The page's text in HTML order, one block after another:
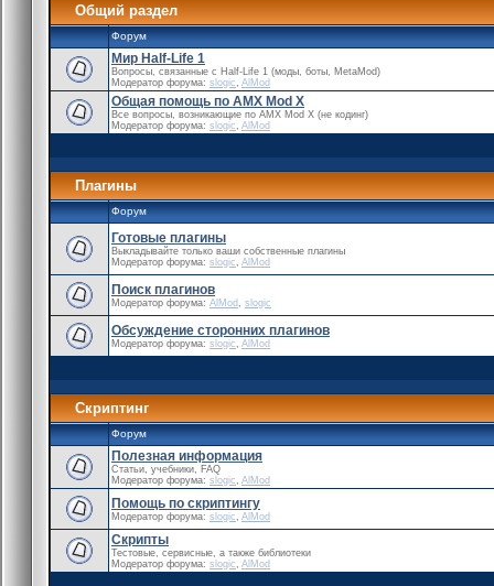
Общий раздел
Форум
Мир Half-Life 1
Вопросы, связанные с Half-Life 1 (моды, боты, MetaMod)
Модератор форума: slogic AlMod
Общая помощь по AMX Mod X
Все вопросы, возникающие по АМХ Mod Х (не кодинг)
Модератор форума: slogic AlMod
Плагины
Форум
Готовые плагины
Выкладывайте только ваши собственные плагины
Модератор форума: slogic AlMod
Поиск плагинов
Модератор форума: AlMod slogic
Обсуждение сторонних плагинов
Модератор форума: slogic AlMod
Скриптинг
Форум
Полезная информация
Статьи, учебники, FAQ
Модератор форума: slogic AlMod
Помощь по скриптингу
Модератор форума: slogic AlMod
Скрипты
Тестовые, сервисные, а также библиотеки
Модератор форума: slogic AlMod